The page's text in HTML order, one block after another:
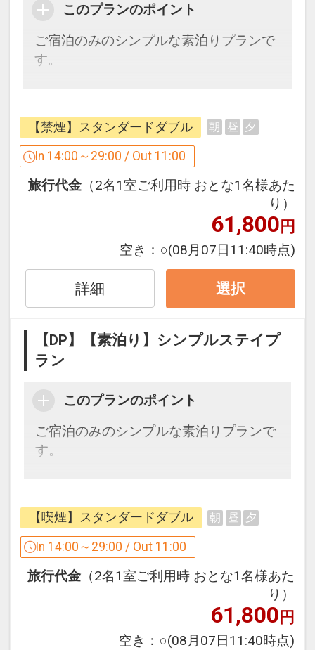
設定期間：2026年4月1日～2026年11月
30日
このプランのポイント
ご宿泊のみのシンプルな素泊りプランで
す。
ぎと、おもてなしでお迎えいたします。
【館内設備】
■全室有線＆無線LAN接続無料
■全室完備消臭スプレー
■英国製ズボンプレッサー完備
【提携立体駐車場】(濱口ビルパーキン
■駐車場住所：徳島県徳島市寺島本町東
3-12-6
入庫不可）
可）
■サイズ制限：全長4.90m・幅1.85m・高
■お子様の添い寝について■
ベッド1台につき小学生以下(0歳から6歳
以下)
お子様1名まで添い寝でお泊まり頂けま
設定期間：2025年8月22日～2027年2月
【禁煙】スタンダードダブル 朝 昼 夕
In 14:00～29:00 / Out 11:00
旅行代金 （2名1室ご利用時 おとな1名様あた
り）
61,800円
空き： ○(08月07日11:40時点)
詳細 選択
【DP】【素泊り】シンプルステイプ
ラン
このプランのポイント
ご宿泊のみのシンプルな素泊りプランで
す。
ぎと、おもてなしでお迎えいたします。
【館内設備】
■全室有線＆無線LAN接続無料
■全室完備消臭スプレー
【喫煙】スタンダードダブル 朝 昼 夕
In 14:00～29:00 / Out 11:00
旅行代金 （2名1室ご利用時 おとな1名様あた
り）
61,800円
空き： ○(08月07日11:40時点)